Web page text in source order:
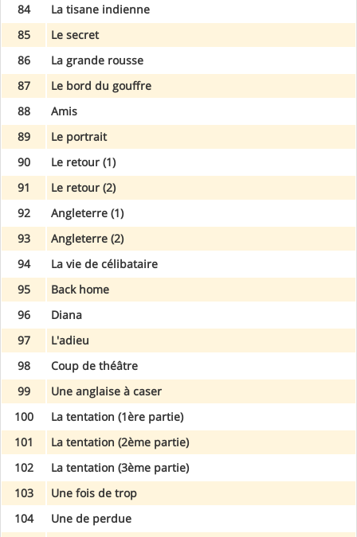
84
La tisane indienne
85
Le secret
86
La grande rousse
87
Le bord du gouffre
88
Amis
89
Le portrait
90
Le retour (1)
91
Le retour (2)
92
Angleterre (1)
93
Angleterre (2)
94
La vie de célibataire
95
Back home
96
Diana
97
L'adieu
98
Coup de théâtre
99
Une anglaise à caser
100
La tentation (1ère partie)
101
La tentation (2ème partie)
102
La tentation (3ème partie)
103
Une fois de trop
104
Une de perdue